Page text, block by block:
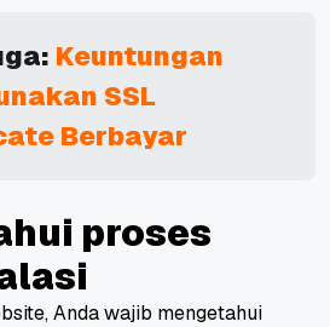
Keuntungan
SSL
Berbayar
proses
Anda wajib mengetahui